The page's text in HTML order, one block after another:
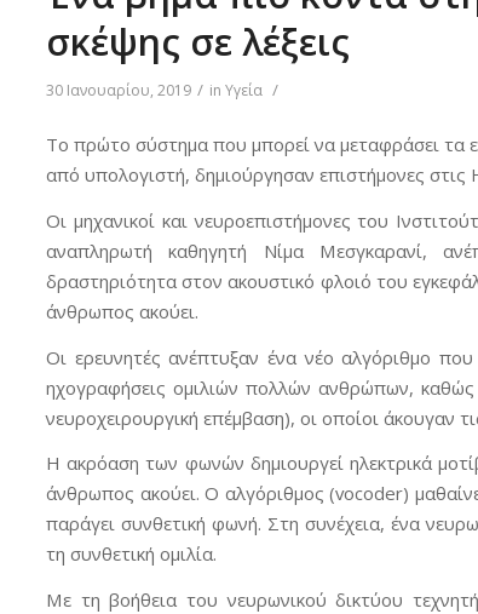
σκέψης σε λέξεις
30 Ιανουαρίου, 2019 / in Υγεία /
Το πρώτο σύστημα που μπορεί να μεταφράσει τα
από υπολογιστή, δημιούργησαν επιστήμονες στις
Οι μηχανικοί και νευροεπιστήμονες του
αναπληρωτή καθηγητή Νίμα Μεσγκαρανί,
δραστηριότητα στον ακουστικό φλοιό του
άνθρωπος ακούει.
Οι ερευνητές ανέπτυξαν ένα νέο αλγόριθμο
ηχογραφήσεις ομιλιών πολλών ανθρώπων, καθώς
νευροχειρουργική επέμβαση), οι οποίοι άκουγαν
Η ακρόαση των φωνών δημιουργεί ηλεκτρικά
άνθρωπος ακούει. Ο αλγόριθμος (vocoder)
παράγει συνθετική φωνή. Στη συνέχεια, ένα
τη συνθετική ομιλία.
Με τη βοήθεια του νευρωνικού δικτύου